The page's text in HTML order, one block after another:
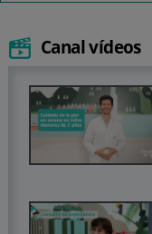
Canal vídeos